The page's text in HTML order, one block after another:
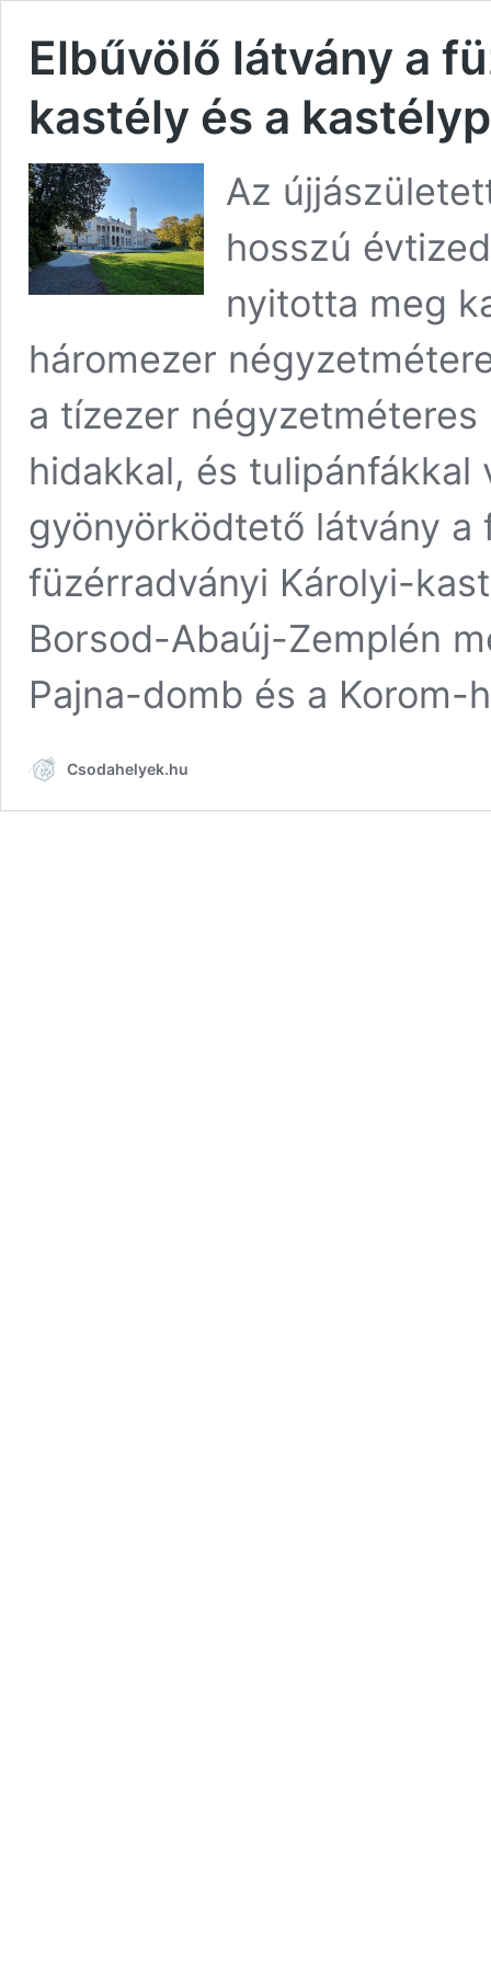
Elbűvölő látvány a
kastély és a
Az
hosszú
nyitotta meg
háromezer
a tízezer
hidakkal, és tulipánfákkal
gyönyörködtető látvány
füzérradványi Károlyi-
Borsod-Abaúj-Zemplén
Pajna-domb és a
Csodahelyek.hu